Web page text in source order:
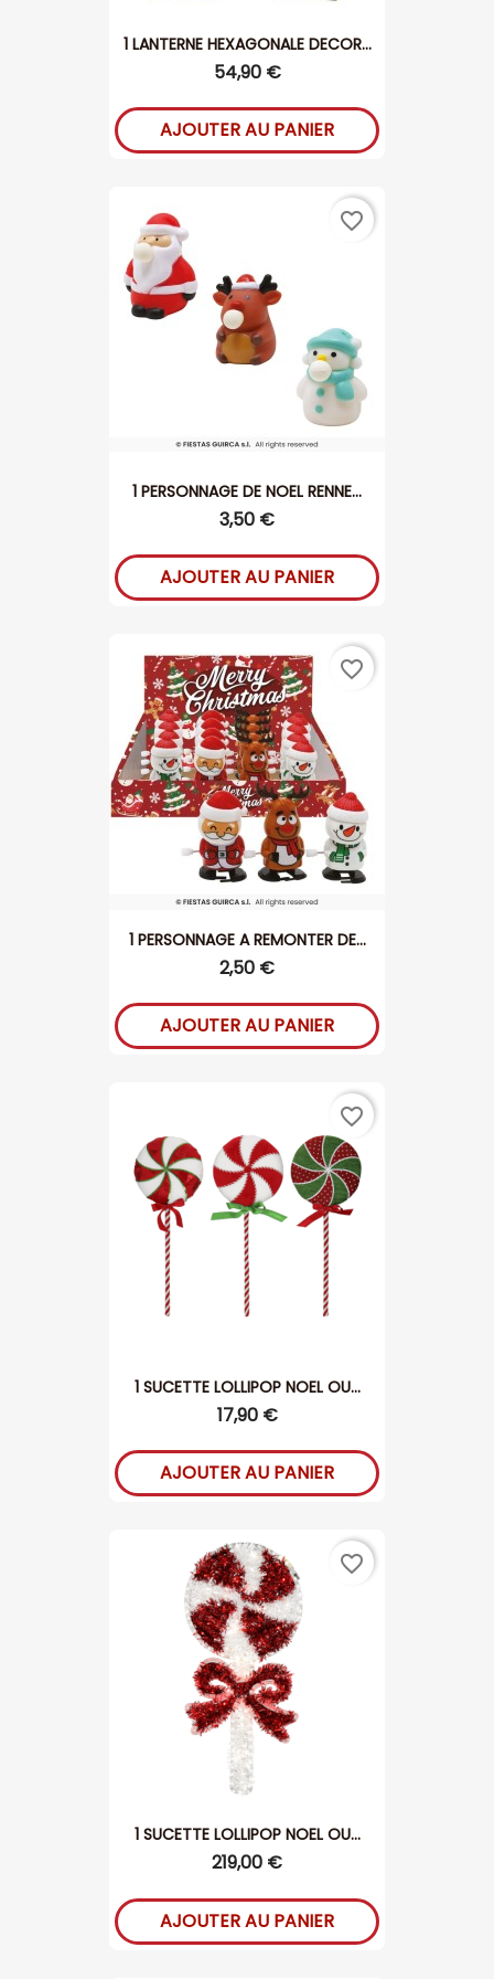
1 LANTERNE HEXAGONALE DECOR...
54,90 €
AJOUTER AU PANIER
1 PERSONNAGE DE NOEL RENNE...
3,50 €
AJOUTER AU PANIER
favorite_border
1 PERSONNAGE A REMONTER DE...
2,50 €
AJOUTER AU PANIER
favorite_border
1 SUCETTE LOLLIPOP NOEL OU...
17,90 €
AJOUTER AU PANIER
favorite_border
1 SUCETTE LOLLIPOP NOEL OU...
219,00 €
AJOUTER AU PANIER
favorite_border